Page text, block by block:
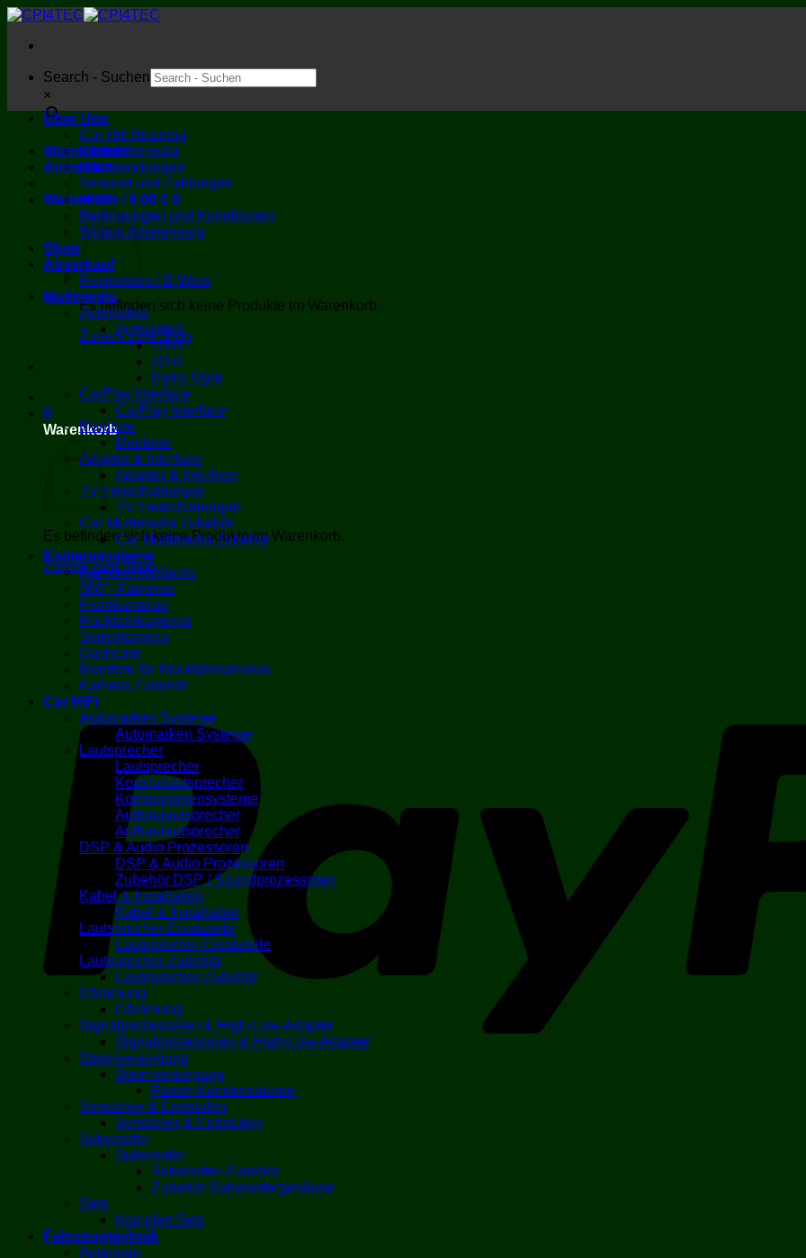
Zum
springen
Search - Suchen
×
Wunschliste
Anmelden
Warenkorb /0,00 € 0
Es befinden sich keine Produkte im Warenkorb.
Zurück zum Shop
0
Warenkorb
Es befinden sich keine Produkte im Warenkorb.
Zurück zum Shop
Über Uns
Car Hifi Braunau
Kontaktformular
Rücksendungen
Versand und Zahlungen
AGB
Bedingungen und Konditionen
Widerrufsbelehrung
Shop
Abverkauf
Restposten / B-Ware
Multimedia
Autoradios
Autoradios
1Din
2Din
Retro Style
CarPlay Interface
CarPlay Interface
Monitore
Monitore
Adapter & Interface
Adapter & Interface
TV Freischaltungen
TV Freischaltungen
Car Multimedia Zubehör
Car Multimedia Zubehör
Kamerasysteme
Kamera Interfaces
360°- Kameras
Frontkameras
Rückfahrkameras
Seitenkamera
Dashcam
Monitore für Rückfahrkameras
Kamera Zubehör
Car HiFi
Automarken Systeme
Automarken Systeme
Lautsprecher
Lautsprecher
Koaxiallautsprecher
Komponentensysteme
Aufbaulautsprecher
Aufbaulautsprecher
DSP & Audio Prozessoren
DSP & Audio Prozessoren
Zubehör DSP / Soundprozessoren
Kabel & Installation
Kabel & Installation
Lautsprecher-Ersatzteile
Lautsprecher-Ersatzteile
Lautsprecher-Zubehör
Lautsprecher-Zubehör
Dämmung
Dämmung
Signalprozessoren & High-Low-Adapter
Signalprozessoren & High-Low-Adapter
Stromversorgung
Stromversorgung
Power-Kondensatoren
Verstärker & Endstufen
Verstärker & Endstufen
Subwoofer
Subwoofer
Subwoofer-Zubehör
Zubehör Subwoofergehäuse
Sets
Komplett Sets
Fahrzeugtechnik
Antennen